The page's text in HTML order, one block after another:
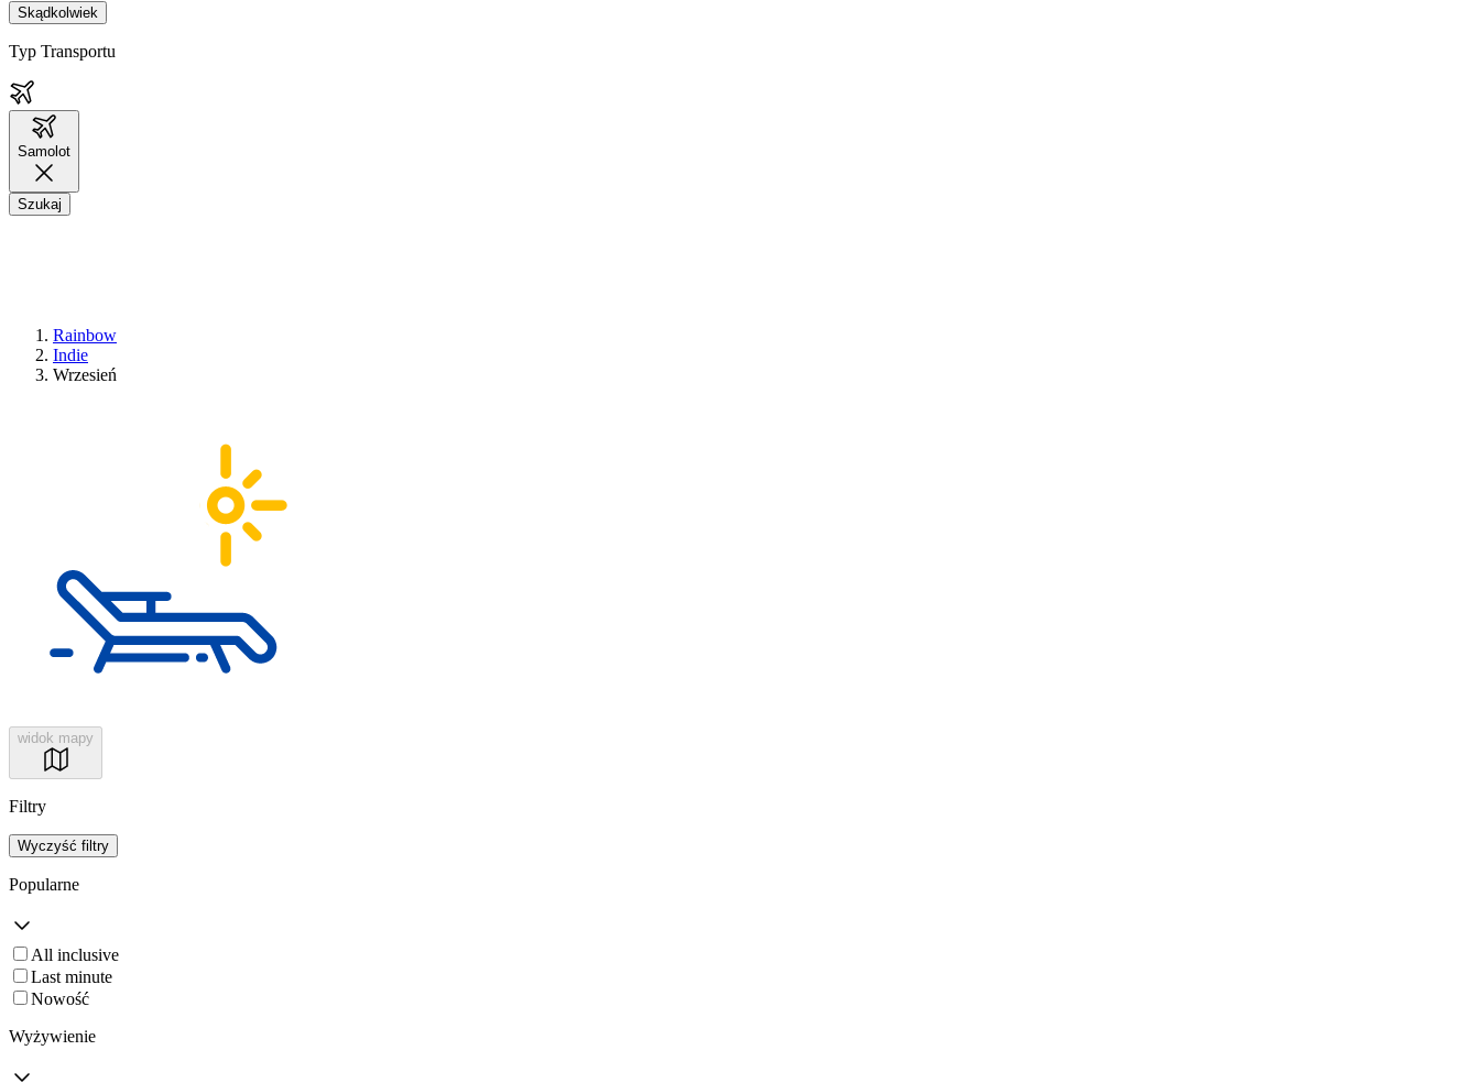
Skądkolwiek
Typ Transportu
Samolot
Szukaj
Rainbow
Indie
Wrzesień
widok mapy
Filtry
Wyczyść filtry
Popularne
All inclusive
Last minute
Nowość
Wyżywienie